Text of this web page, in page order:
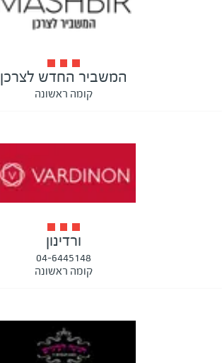
המשביר החדש לצרכן
קומה ראשונה
ורדינון
04-6445148
קומה ראשונה